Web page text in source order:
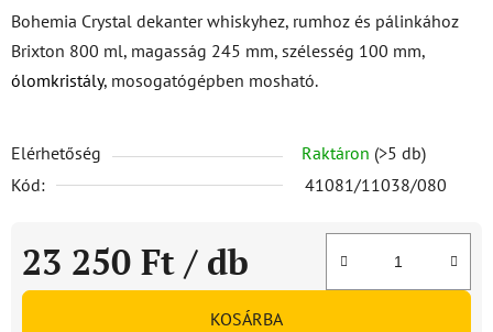
Bohemia Crystal dekanter whiskyhez, rumhoz és pálinkához
Brixton 800 ml, magasság 245 mm, szélesség 100 mm,
ólomkristály, mosogatógépben mosható.
Elérhetőség Raktáron (>5 db)
Kód:
41081/11038/080
23 250 Ft / db
Egységár:
KOSÁRBA